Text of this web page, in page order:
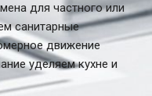
для частного или
санитарные
движение
уделяем кухне и